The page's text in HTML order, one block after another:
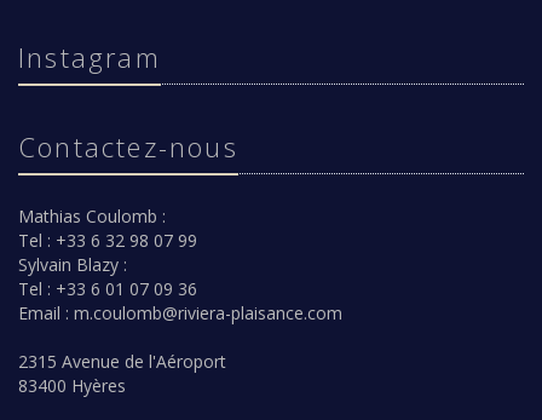
Instagram
Contactez-nous
Mathias Coulomb :
Tel : +33 6 32 98 07 99
Sylvain Blazy :
Tel : +33 6 01 07 09 36
Email : m.coulomb@riviera-plaisance.com
2315 Avenue de l'Aéroport
83400 Hyères